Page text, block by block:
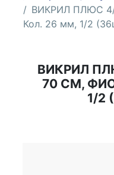
ВИКРИЛ ПЛЮС 4/
Кол. 26 мм, 1/2
ВИКРИЛ
70 СМ,
1/2